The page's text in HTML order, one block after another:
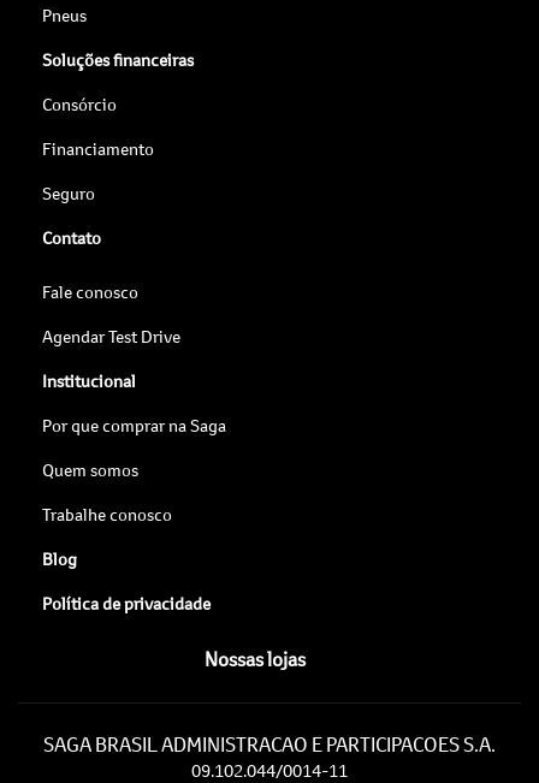
Pneus
Soluções financeiras
Consórcio
Financiamento
Seguro
Contato
Fale conosco
Agendar Test Drive
Institucional
Por que comprar na Saga
Quem somos
Trabalhe conosco
Blog
Política de privacidade
Nossas lojas
SAGA BRASIL ADMINISTRACAO E PARTICIPACOES S.A.
09.102.044/0014-11